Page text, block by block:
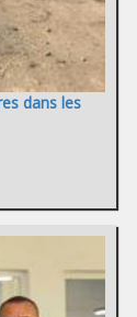
dans les